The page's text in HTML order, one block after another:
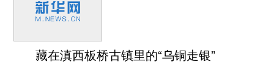
藏在滇西板桥古镇里的“乌铜走银”